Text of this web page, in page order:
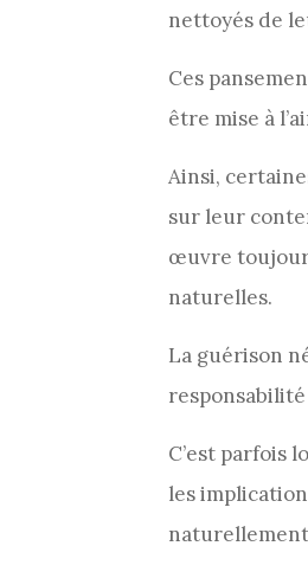
nettoyés de
Ces
être mise à
Ainsi,
sur leur
œuvre
naturelles.
La guérison
C’est parfois
les